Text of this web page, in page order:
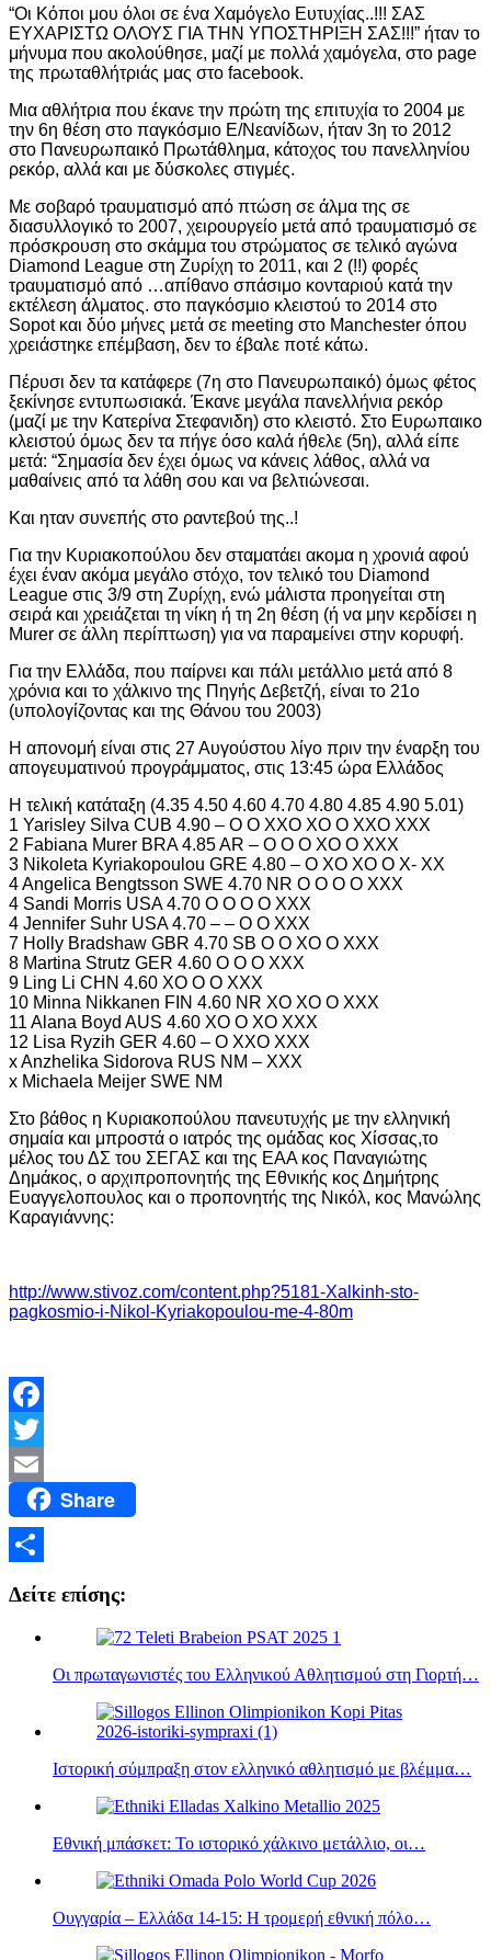
“Οι Κόποι μου όλοι σε ένα Χαμόγελο Ευτυχίας..!!! ΣΑΣ
ΕΥΧΑΡΙΣΤΩ ΟΛΟΥΣ ΓΙΑ ΤΗΝ ΥΠΟΣΤΗΡΙΞΗ ΣΑΣ!!!” ήταν το
μήνυμα που ακολούθησε, μαζί με πολλά χαμόγελα, στο page
της πρωταθλήτριάς μας στο facebook.
Μια αθλήτρια που έκανε την πρώτη της επιτυχία το 2004 με
την 6η θέση στο παγκόσμιο Ε/Νεανίδων, ήταν 3η το 2012
στο Πανευρωπαικό Πρωτάθλημα, κάτοχος του πανελληνίου
ρεκόρ, αλλά και με δύσκολες στιγμές.
Με σοβαρό τραυματισμό από πτώση σε άλμα της σε
διασυλλογικό το 2007, χειρουργείο μετά από τραυματισμό σε
πρόσκρουση στο σκάμμα του στρώματος σε τελικό αγώνα
Diamond League στη Ζυρίχη το 2011, και 2 (!!) φορές
τραυματισμό από …απίθανο σπάσιμο κονταριού κατά την
εκτέλεση άλματος. στο παγκόσμιο κλειστού το 2014 στο
Sopot και δύο μήνες μετά σε meeting στο Manchester όπου
χρειάστηκε επέμβαση, δεν το έβαλε ποτέ κάτω.
Πέρυσι δεν τα κατάφερε (7η στο Πανευρωπαικό) όμως φέτος
ξεκίνησε εντυπωσιακά. Έκανε μεγάλα πανελλήνια ρεκόρ
(μαζί με την Κατερίνα Στεφανιδη) στο κλειστό. Στο Ευρωπαικο
κλειστού όμως δεν τα πήγε όσο καλά ήθελε (5η), αλλά είπε
μετά: “Σημασία δεν έχει όμως να κάνεις λάθος, αλλά να
μαθαίνεις από τα λάθη σου και να βελτιώνεσαι.
Και ηταν συνεπής στο ραντεβού της..!
Για την Κυριακοπούλου δεν σταματάει ακομα η χρονιά αφού
έχει έναν ακόμα μεγάλο στόχο, τον τελικό του Diamond
League στις 3/9 στη Ζυρίχη, ενώ μάλιστα προηγείται στη
σειρά και χρειάζεται τη νίκη ή τη 2η θέση (ή να μην κερδίσει η
Murer σε άλλη περίπτωση) για να παραμείνει στην κορυφή.
Για την Ελλάδα, που παίρνει και πάλι μετάλλιο μετά από 8
χρόνια και το χάλκινο της Πηγής Δεβετζή, είναι το 21ο
(υπολογίζοντας και της Θάνου του 2003)
Η απονομή είναι στις 27 Αυγούστου λίγο πριν την έναρξη του
απογευματινού προγράμματος, στις 13:45 ώρα Ελλάδος
Η τελική κατάταξη (4.35 4.50 4.60 4.70 4.80 4.85 4.90 5.01)
1 Yarisley Silva CUB 4.90 – O O XXO XO O XXO XXX
2 Fabiana Murer BRA 4.85 AR – O O O XO O XXX
3 Nikoleta Kyriakopoulou GRE 4.80 – O XO XO O X- XX
4 Angelica Bengtsson SWE 4.70 NR O O O O XXX
4 Sandi Morris USA 4.70 O O O O XXX
4 Jennifer Suhr USA 4.70 – – O O XXX
7 Holly Bradshaw GBR 4.70 SB O O XO O XXX
8 Martina Strutz GER 4.60 O O O XXX
9 Ling Li CHN 4.60 XO O O XXX
10 Minna Nikkanen FIN 4.60 NR XO XO O XXX
11 Alana Boyd AUS 4.60 XO O XO XXX
12 Lisa Ryzih GER 4.60 – O XXO XXX
x Anzhelika Sidorova RUS NM – XXX
x Michaela Meijer SWE NM
Στο βάθος η Κυριακοπούλου πανευτυχής με την ελληνική
σημαία και μπροστά ο ιατρός της ομάδας κος Χίσσας,το
μέλος του ΔΣ του ΣΕΓΑΣ και της ΕΑΑ κος Παναγιώτης
Δημάκος, ο αρχιπροπονητής της Εθνικής κος Δημήτρης
Ευαγγελοπουλος και ο προπονητής της Νικόλ, κος Μανώλης
Καραγιάννης:
http://www.stivoz.com/content.php?5181-Xalkinh-sto-
pagkosmio-i-Nikol-Kyriakopoulou-me-4-80m
Facebook
Twitter
Email Share
Δείτε επίσης:
Οι πρωταγωνιστές του Ελληνικού Αθλητισμού στη Γιορτή…
Ιστορική σύμπραξη στον ελληνικό αθλητισμό με βλέμμα…
Εθνική μπάσκετ: Το ιστορικό χάλκινο μετάλλιο, οι…
Ουγγαρία – Ελλάδα 14-15: Η τρομερή εθνική πόλο…